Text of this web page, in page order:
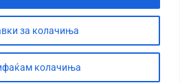
за колачиња
колачиња